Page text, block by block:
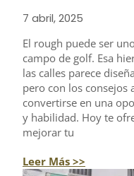
7 abril, 2025
El rough puede ser
campo de golf. Esa
las calles parece
pero con los consejos
convertirse en una
y habilidad. Hoy te
mejorar tu
Leer Más >>